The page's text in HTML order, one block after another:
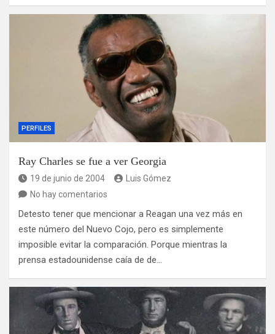
PERFILES
Ray Charles se fue a ver Georgia
19 de junio de 2004
Luis Gómez
No hay comentarios
Detesto tener que mencionar a Reagan una vez más en
este número del Nuevo Cojo, pero es simplemente
imposible evitar la comparación. Porque mientras la
prensa estadounidense caía de de…